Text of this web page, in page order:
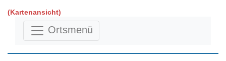
(Kartenansicht)
Ortsmenü